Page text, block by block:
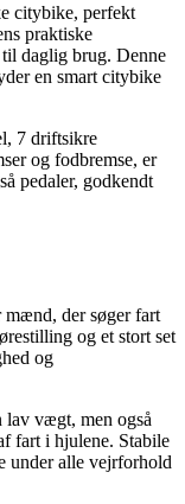
citybike, perfekt
praktiske
daglig brug. Denne
en smart citybike
7 driftsikre
og fodbremse, er
pedaler, godkendt
der søger fart
og et stort set
og
vægt, men også
fart i hjulene. Stabile
under alle vejrforhold